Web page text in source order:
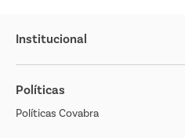
Institucional
Sobre o Covabra
Nossas Lojas
Cliente Bem Estar
Políticas
Políticas Covabra